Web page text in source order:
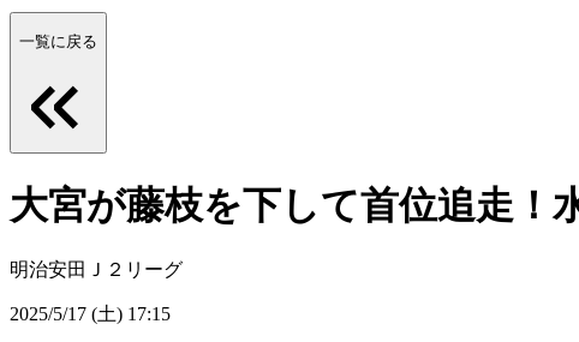
一覧に戻る
大宮が藤枝を下して首位追走！
明治安田Ｊ２リーグ
2025/5/17 (土) 17:15